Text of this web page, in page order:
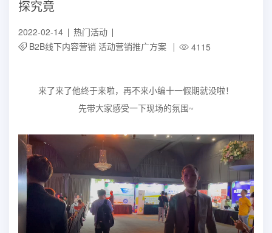
探究竟
2022-02-14
热门活动
B2B线下内容营销 活动营销推广方案 4115
来了来了他终于来啦，再不来小编十一假期就没啦！
先带大家感受一下现场的氛围~